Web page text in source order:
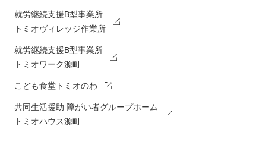
就労継続支援B型事業所
トミオヴィレッジ作業所
就労継続支援B型事業所
トミオワーク源町
こども食堂トミオのわ
共同生活援助 障がい者グループホーム
トミオハウス源町